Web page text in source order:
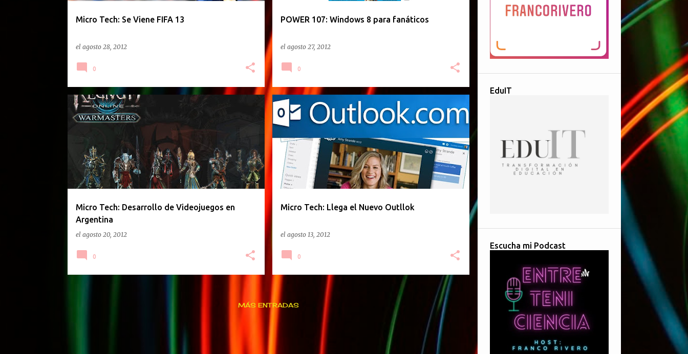
d
Micro Tech: Se Viene FIFA 13
el agosto 28, 2012
0
POWER 107: Windows 8 para fanáticos
el agosto 27, 2012
0
Micro Tech: Desarrollo de Videojuegos en
Argentina
el agosto 20, 2012
PODCAST
0
Micro Tech: Llega el Nuevo Outllok
el agosto 13, 2012
PODCAST
0
MÁS ENTRADAS
EduIT
Escucha mi Podcast